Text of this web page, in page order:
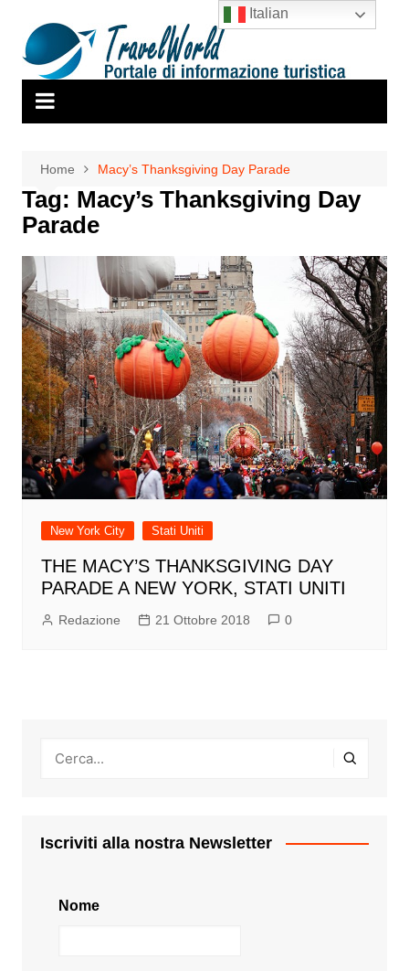
contenuto
Home Macy’s Thanksgiving Day Parade
Tag: Macy’s Thanksgiving Day
Parade
New York City Stati Uniti
THE MACY’S THANKSGIVING DAY
PARADE A NEW YORK, STATI UNITI
Redazione 21 Ottobre 2018 0
Iscriviti alla nostra Newsletter
Nome
Italian